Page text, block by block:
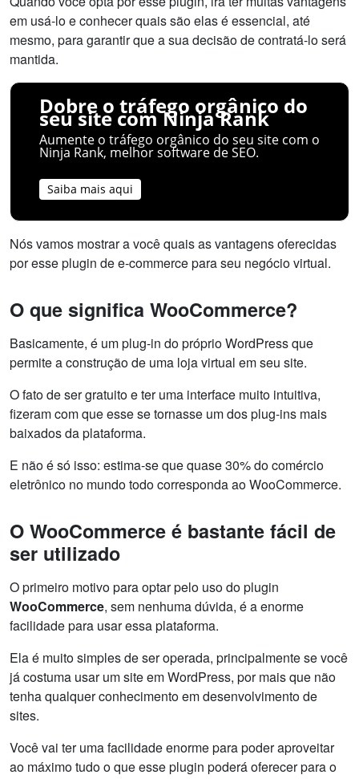
em usá-lo e conhecer quais são elas é essencial, até
mesmo, para garantir que a sua decisão de contratá-lo será
mantida.
Dobre o tráfego orgânico do
seu site com Ninja Rank
Aumente o tráfego orgânico do seu site com o
Ninja Rank, melhor software de SEO.
Saiba mais aqui
Nós vamos mostrar a você quais as vantagens oferecidas
por esse plugin de e-commerce para seu negócio virtual.
O que significa WooCommerce?
Basicamente, é um plug-in do próprio WordPress que
permite a construção de uma loja virtual em seu site.
O fato de ser gratuito e ter uma interface muito intuitiva,
fizeram com que esse se tornasse um dos plug-ins mais
baixados da plataforma.
E não é só isso: estima-se que quase 30% do comércio
eletrônico no mundo todo corresponda ao WooCommerce.
O WooCommerce é bastante fácil de
ser utilizado
O primeiro motivo para optar pelo uso do plugin
WooCommerce, sem nenhuma dúvida, é a enorme
facilidade para usar essa plataforma.
Ela é muito simples de ser operada, principalmente se você
já costuma usar um site em WordPress, por mais que não
tenha qualquer conhecimento em desenvolvimento de
sites.
Você vai ter uma facilidade enorme para poder aproveitar
ao máximo tudo o que esse plugin poderá oferecer para o